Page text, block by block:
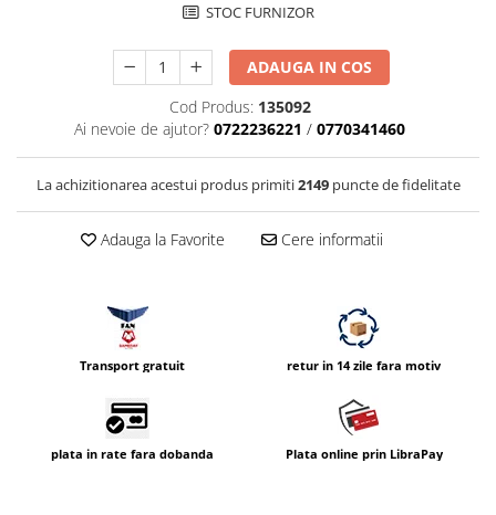
Alimentare auxiliara blitz
Protectie patina apa, ploaie
Bounce-uri, Softbox-uri
Ring-Flash Adaptor
Huse protectie blitz extern
Accesorii Aparate Digitale
Carduri memorie, Cititoare
Carduri memorie
Cititoare carduri
Huse protectie card memorie
Grip-uri
STOC FURNIZOR
ADAUGA IN COS
Cod Produs: 135092
Ai nevoie de ajutor? 0722236221 / 0770341460
La achizitionarea acestui produs primiti2149puncte de fidelitate
Adauga la Favorite Cere informatii
Transport gratuit retur in 14 zile fara motiv
plata in rate fara dobanda Plata online prin LibraPay